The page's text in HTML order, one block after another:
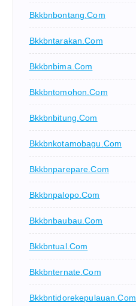
Bkkbnbontang.com
Bkkbntarakan.com
Bkkbnbima.com
Bkkbntomohon.com
Bkkbnbitung.com
Bkkbnkotamobagu.com
Bkkbnparepare.com
Bkkbnpalopo.com
Bkkbnbaubau.com
Bkkbntual.com
Bkkbnternate.com
Bkkbntidorekepulauan.com